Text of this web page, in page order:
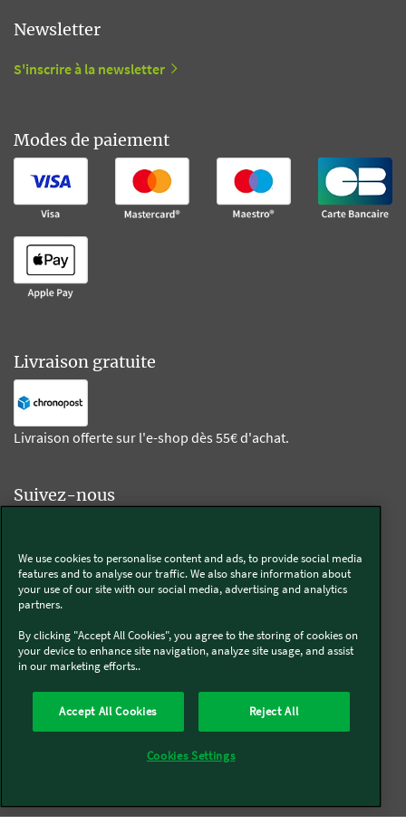
Newsletter
S'inscrire à la newsletter
Modes de paiement
Livraison gratuite
Livraison offerte sur l'e-shop dès 55€ d'achat.
Suivez-nous
Thermomix®
Qui sommes-nous
We use cookies to personalise content and ads, to provide social media
features and to analyse our traffic. We also share information about
your use of our site with our social media, advertising and analytics
partners.
By clicking "Accept All Cookies", you agree to the storing of cookies on
your device to enhance site navigation, analyze site usage, and assist
in our marketing efforts..
Accept All Cookies Reject All
Cookies Settings